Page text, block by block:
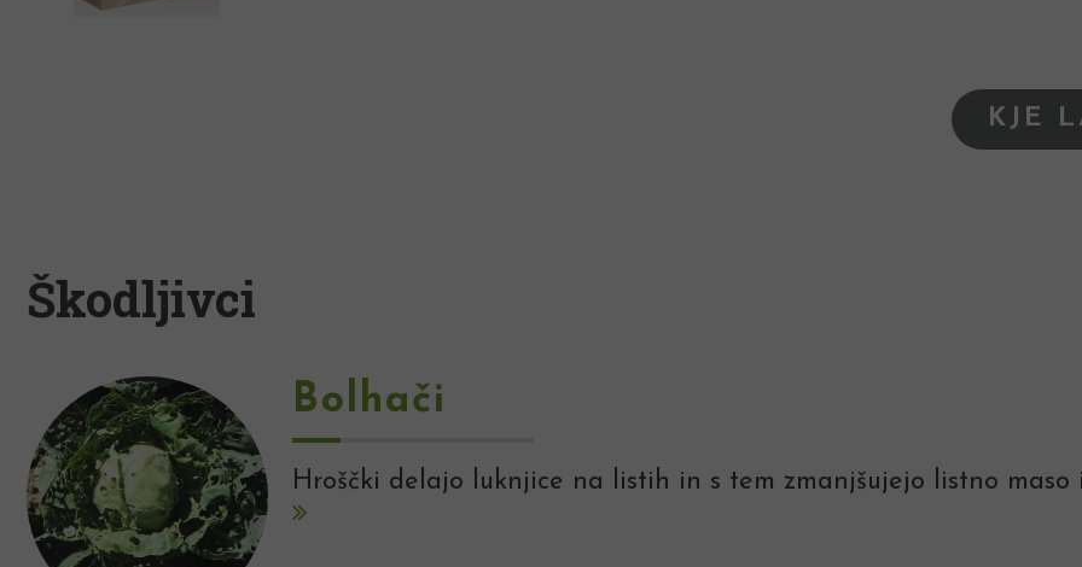
KJE
Škodljivci
Bolhači
Hroščki delajo luknjice na listih in s tem zmanjšujejo listno